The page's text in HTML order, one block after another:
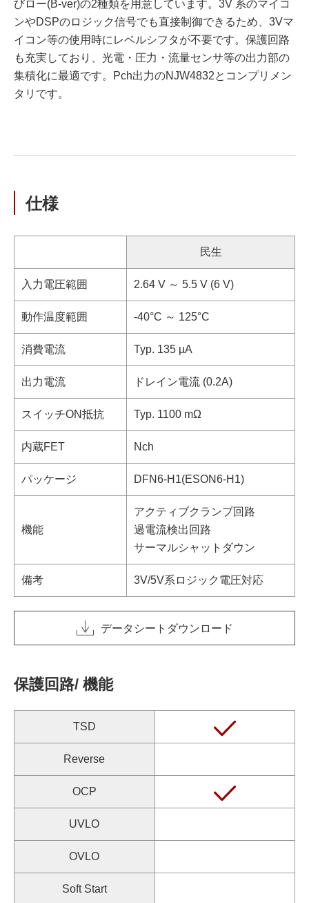
びロー(B-ver)の2種類を用意しています。3V 系のマイコ
ンやDSPのロジック信号でも直接制御できるため、3Vマ
イコン等の使用時にレベルシフタが不要です。保護回路
も充実しており、光電・圧力・流量センサ等の出力部の
集積化に最適です。Pch出力のNJW4832とコンプリメン
タリです。
仕様
民生
入力電圧範囲 2.64 V ～ 5.5 V (6 V)
動作温度範囲 -40°C ～ 125°C
消費電流 Typ. 135 µA
出力電流 ドレイン電流 (0.2A)
スイッチON抵抗 Typ. 1100 mΩ
内蔵FET Nch
パッケージ DFN6-H1(ESON6-H1)
機能
アクティブクランプ回路
過電流検出回路
サーマルシャットダウン
備考 3V/5V系ロジック電圧対応
データシートダウンロード
保護回路/ 機能
TSD
Reverse
OCP
UVLO
OVLO
Soft Start